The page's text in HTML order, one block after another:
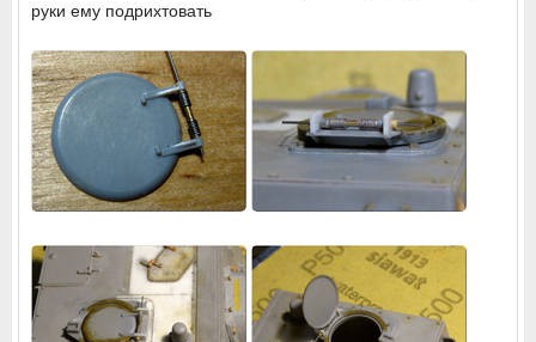
руки ему подрихтовать